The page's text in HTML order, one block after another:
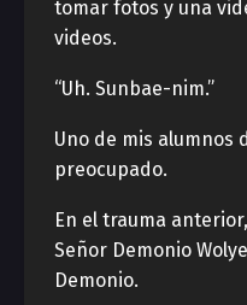
tomar fotos y una
videos.
“Uh. Sunbae-nim.”
Uno de mis alumnos
preocupado.
En el trauma
Señor Demonio
Demonio.